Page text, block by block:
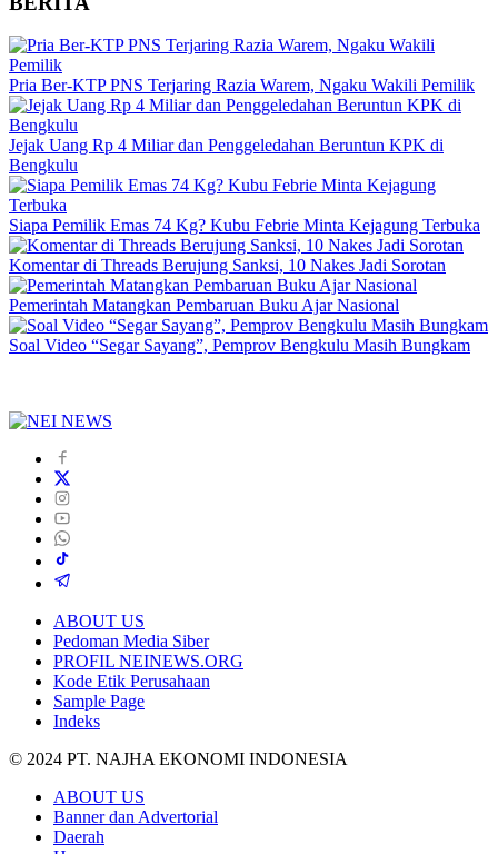
Pria Ber-KTP PNS Terjaring Razia Warem, Ngaku Wakili Pemilik
Jejak Uang Rp 4 Miliar dan Penggeledahan Beruntun KPK di
Bengkulu
Siapa Pemilik Emas 74 Kg? Kubu Febrie Minta Kejagung Terbuka
Komentar di Threads Berujung Sanksi, 10 Nakes Jadi Sorotan
Pemerintah Matangkan Pembaruan Buku Ajar Nasional
Soal Video “Segar Sayang”, Pemprov Bengkulu Masih Bungkam
ABOUT US
Pedoman Media Siber
PROFIL NEINEWS.ORG
Kode Etik Perusahaan
Sample Page
Indeks
© 2024 PT. NAJHA EKONOMI INDONESIA
ABOUT US
Banner dan Advertorial
Daerah